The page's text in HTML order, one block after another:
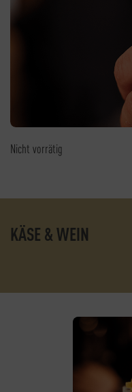
Nicht vorrätig
KÄSE & WEIN